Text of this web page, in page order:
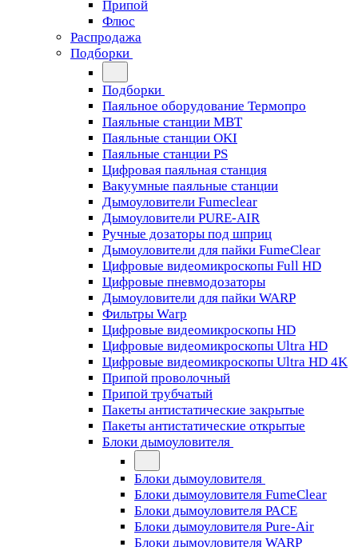
Припой
Флюс
Распродажа
Подборки
Подборки
Паяльное оборудование Термопро
Паяльные станции MBT
Паяльные станции OKI
Паяльные станции PS
Цифровая паяльная станция
Вакуумные паяльные станции
Дымоуловители Fumeclear
Дымоуловители PURE-AIR
Ручные дозаторы под шприц
Дымоуловители для пайки FumeClear
Цифровые видеомикроскопы Full HD
Цифровые пневмодозаторы
Дымоуловители для пайки WARP
Фильтры Warp
Цифровые видеомикроскопы HD
Цифровые видеомикроскопы Ultra HD
Цифровые видеомикроскопы Ultra HD 4K
Припой проволочный
Припой трубчатый
Пакеты антистатические закрытые
Пакеты антистатические открытые
Блоки дымоуловителя
Блоки дымоуловителя
Блоки дымоуловителя FumeClear
Блоки дымоуловителя PACE
Блоки дымоуловителя Pure-Air
Блоки дымоуловителя WARP